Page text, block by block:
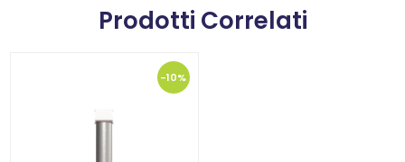
Prodotti Correlati
-10%